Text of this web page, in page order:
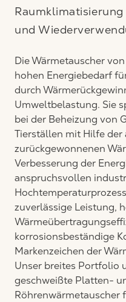
und
Die Wärmetauscher
hohen Energiebedarf
durch
Umweltbelastung. Sie
bei der Beheizung von
Tierställen mit Hilfe
zurückgewonnenen
Verbesserung der
anspruchsvollen
zuverlässige Leistung,
korrosionsbeständige
Markenzeichen der
Unser breites Portfolio
geschweißte Platten-
Röhrenwärmetauscher